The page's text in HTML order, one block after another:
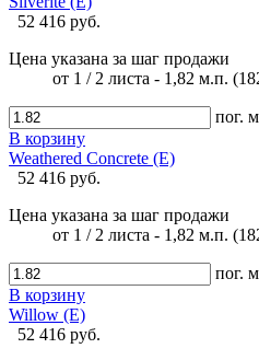
52 416 руб.
Цена указана за шаг продажи
от 1 / 2 листа - 1,82 м.п.
пог. м
В корзину
Weathered Concrete (E)
52 416 руб.
Цена указана за шаг продажи
от 1 / 2 листа - 1,82 м.п.
пог. м
В корзину
Willow (E)
52 416 руб.